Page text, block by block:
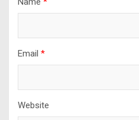
Email *
Website